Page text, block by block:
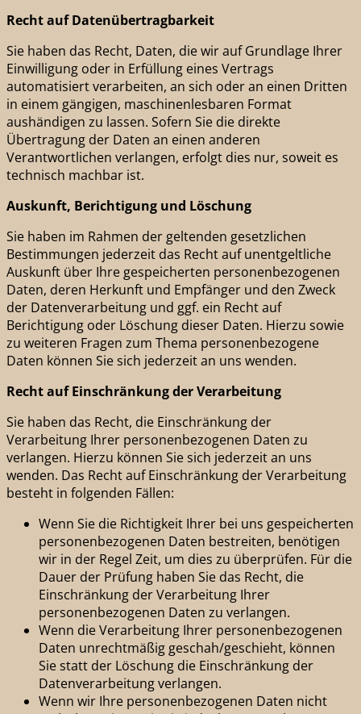
Recht auf Daten­übertrag­barkeit
Sie haben das Recht, Daten, die wir auf Grundlage Ihrer
Einwilligung oder in Erfüllung eines Vertrags
automatisiert verarbeiten, an sich oder an einen Dritten
in einem gängigen, maschinenlesbaren Format
aushändigen zu lassen. Sofern Sie die direkte
Übertragung der Daten an einen anderen
Verantwortlichen verlangen, erfolgt dies nur, soweit es
technisch machbar ist.
Auskunft, Berichtigung und Löschung
Sie haben im Rahmen der geltenden gesetzlichen
Bestimmungen jederzeit das Recht auf unentgeltliche
Auskunft über Ihre gespeicherten personenbezogenen
Daten, deren Herkunft und Empfänger und den Zweck
der Datenverarbeitung und ggf. ein Recht auf
Berichtigung oder Löschung dieser Daten. Hierzu sowie
zu weiteren Fragen zum Thema personenbezogene
Daten können Sie sich jederzeit an uns wenden.
Recht auf Einschränkung der Verarbeitung
Sie haben das Recht, die Einschränkung der
Verarbeitung Ihrer personenbezogenen Daten zu
verlangen. Hierzu können Sie sich jederzeit an uns
wenden. Das Recht auf Einschränkung der Verarbeitung
besteht in folgenden Fällen:
Wenn Sie die Richtigkeit Ihrer bei uns gespeicherten
personenbezogenen Daten bestreiten, benötigen
wir in der Regel Zeit, um dies zu überprüfen. Für die
Dauer der Prüfung haben Sie das Recht, die
Einschränkung der Verarbeitung Ihrer
personenbezogenen Daten zu verlangen.
Wenn die Verarbeitung Ihrer personenbezogenen
Daten unrechtmäßig geschah/geschieht, können
Sie statt der Löschung die Einschränkung der
Datenverarbeitung verlangen.
Wenn wir Ihre personenbezogenen Daten nicht